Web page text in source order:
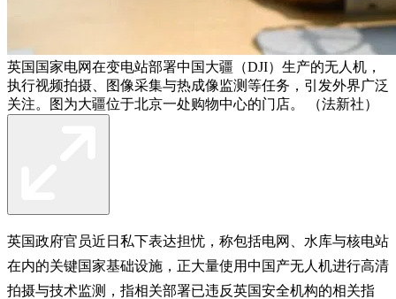
英国国家电网在变电站部署中国大疆（DJI）生产的无人机，
执行视频拍摄、图像采集与热成像监测等任务，引发外界广泛
关注。图为大疆位于北京一处购物中心的门店。 （法新社）
英国政府官员近日私下表达担忧，称包括电网、水库与核电站
在内的关键国家基础设施，正大量使用中国产无人机进行高清
拍摄与技术监测，指相关部署已违反英国安全机构的相关指